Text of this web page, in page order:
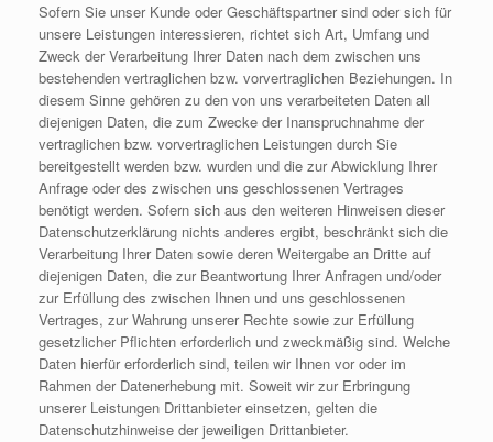
Sofern Sie unser Kunde oder Geschäftspartner sind oder sich für
unsere Leistungen interessieren, richtet sich Art, Umfang und
Zweck der Verarbeitung Ihrer Daten nach dem zwischen uns
bestehenden vertraglichen bzw. vorvertraglichen Beziehungen. In
diesem Sinne gehören zu den von uns verarbeiteten Daten all
diejenigen Daten, die zum Zwecke der Inanspruchnahme der
vertraglichen bzw. vorvertraglichen Leistungen durch Sie
bereitgestellt werden bzw. wurden und die zur Abwicklung Ihrer
Anfrage oder des zwischen uns geschlossenen Vertrages
benötigt werden. Sofern sich aus den weiteren Hinweisen dieser
Datenschutzerklärung nichts anderes ergibt, beschränkt sich die
Verarbeitung Ihrer Daten sowie deren Weitergabe an Dritte auf
diejenigen Daten, die zur Beantwortung Ihrer Anfragen und/oder
zur Erfüllung des zwischen Ihnen und uns geschlossenen
Vertrages, zur Wahrung unserer Rechte sowie zur Erfüllung
gesetzlicher Pflichten erforderlich und zweckmäßig sind. Welche
Daten hierfür erforderlich sind, teilen wir Ihnen vor oder im
Rahmen der Datenerhebung mit. Soweit wir zur Erbringung
unserer Leistungen Drittanbieter einsetzen, gelten die
Datenschutzhinweise der jeweiligen Drittanbieter.